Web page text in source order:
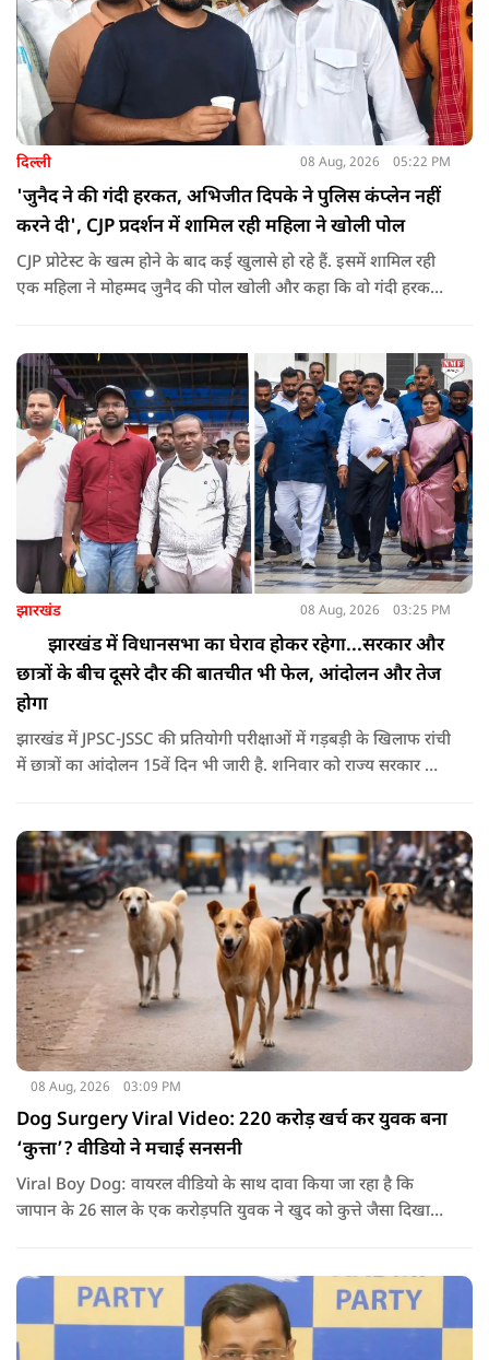
दिल्ली 08 Aug, 2026 05:22 PM
'जुनैद ने की गंदी हरकत, अभिजीत दिपके ने पुलिस कंप्लेन नहीं
करने दी', CJP प्रदर्शन में शामिल रही महिला ने खोली पोल
CJP प्रोटेस्ट के खत्म होने के बाद कई खुलासे हो रहे हैं. इसमें शामिल रही
एक महिला ने मोहम्मद जुनैद की पोल खोली और कहा कि वो गंदी हरकतें
दिया.
झारखंड 08 Aug, 2026 03:25 PM
झारखंड में विधानसभा का घेराव होकर रहेगा...सरकार और
छात्रों के बीच दूसरे दौर की बातचीत भी फेल, आंदोलन और तेज
होगा
झारखंड में JPSC-JSSC की प्रतियोगी परीक्षाओं में गड़बड़ी के खिलाफ रांची
में छात्रों का आंदोलन 15वें दिन भी जारी है. शनिवार को राज्य सरकार और
08 Aug, 2026 03:09 PM
Dog Surgery Viral Video: 220 करोड़ खर्च कर युवक बना
‘कुत्ता’? वीडियो ने मचाई सनसनी
Viral Boy Dog: वायरल वीडियो के साथ दावा किया जा रहा है कि
जापान के 26 साल के एक करोड़पति युवक ने खुद को कुत्ते जैसा दिखाने
करवाईं और अब वह कुत्ते की तरह दिखने, चलने और रहने की कोशिश
करता है.